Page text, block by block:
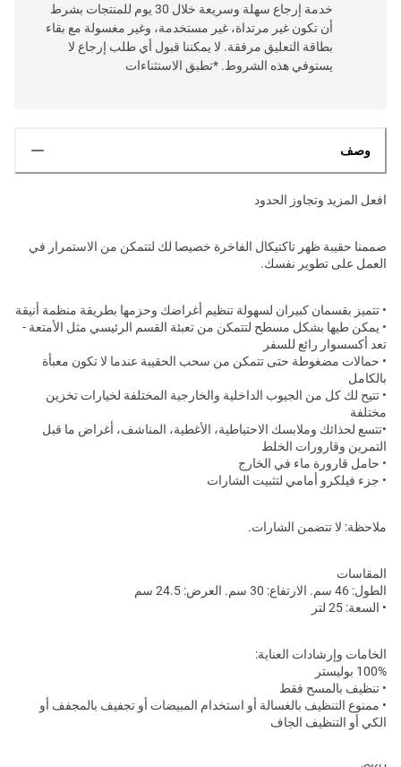
خدمة إرجاع سهلة وسريعة خلال 30 يوم للمنتجات بشرط
أن تكون غير مرتداة، غير مستخدمة، وغير مغسولة مع بقاء
بطاقة التعليق مرفقة. لا يمكننا قبول أي طلب إرجاع لا
يستوفي هذه الشروط. *تطبق الاستثناءات
وصف
افعل المزيد وتجاوز الحدود
صممنا حقيبة ظهر تاكتيكال الفاخرة خصيصا لك لتتمكن من الاستمرار في
العمل على تطوير نفسك.
• تتميز بقسمان كبيران لسهولة تنظيم أغراضك وحزمها بطريقة منظمة أنيقة
• يمكن طيها بشكل مسطح لتتمكن من تعبئة القسم الرئيسي مثل الأمتعة -
تعد أكسسوار رائع للسفر
• حمالات مضغوطة حتى تتمكن من سحب الحقيبة عندما لا تكون معبأة
بالكامل
• تتيح لك كل من الجيوب الداخلية والخارجية المختلفة لخيارات تخزين
مختلفة
•تتسع لحذائك وملابسك الاحتياطية، الأغطية، المناشف، أغراض ما قبل
التمرين وقارورات الخلط
• حامل قارورة ماء في الخارج
• جزء فيلكرو أمامي لتثبيت الشارات
ملاحظة: لا تتضمن الشارات.
المقاسات
الطول: 46 سم. الارتفاع: 30 سم. العرض: 24.5 سم
• السعة: 25 لتر
الخامات وإرشادات العناية:
100% بوليستر
• تنظيف بالمسح فقط
• ممنوع التنظيف بالغسالة أو استخدام المبيضات أو تجفيف بالمجفف أو
الكي أو التنظيف الجاف